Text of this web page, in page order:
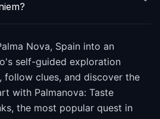
Nova, Spain into an
self-guided exploration
follow clues, and discover the
with Palmanova: Taste
the most popular quest in